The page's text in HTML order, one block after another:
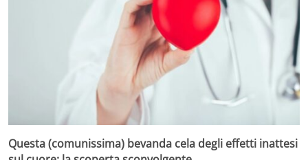
Questa (comunissima) bevanda cela degli effetti inattesi